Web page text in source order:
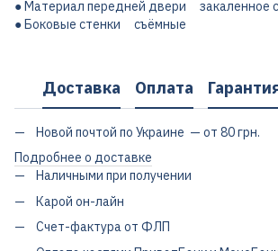
● Материал передней двери закаленное
● Боковые стенки съёмные
Доставка Оплата
Новой почтой по Украине — от 80 грн.
Подробнее о доставке
Наличными при получении
Карой он-лайн
Счет-фактура от ФЛП